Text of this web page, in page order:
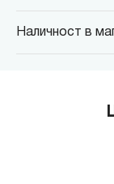
Наличност в
MINISO
гр. София,